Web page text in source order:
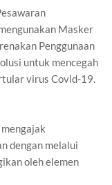
Masker
Penggunaan
untuk mencegah
virus Covid-19.
dengan melalui
oleh elemen